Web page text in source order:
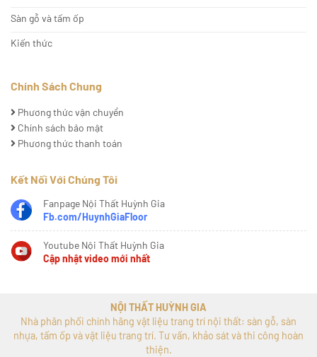
Sàn gỗ và tấm ốp
Kiến thức
Chính Sách Chung
Phương thức vận chuyển
Chính sách bảo mật
Phương thức thanh toán
Kết Nối Với Chúng Tôi
Fanpage Nội Thất Huỳnh Gia
Fb.com/HuynhGiaFloor
Youtube Nội Thất Huỳnh Gia
Cập nhật video mới nhất
NỘI THẤT HUỲNH GIA
Nhà phân phối chính hãng vật liệu trang trí nội thất: sàn gỗ, sàn
nhựa, tấm ốp và vật liệu trang trí. Tư vấn, khảo sát và thi công hoàn
thiện.